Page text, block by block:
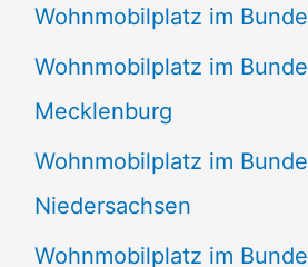
Wohnmobilplatz im
Wohnmobilplatz im
Mecklenburg
Wohnmobilplatz im
Niedersachsen
Wohnmobilplatz im